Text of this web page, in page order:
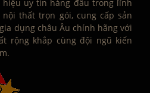
hiệu uy tín hàng đầu trong lĩnh
thất trọn gói, cung cấp sản
dụng châu Âu chính hãng với
rộng khắp cùng đội ngũ kiến